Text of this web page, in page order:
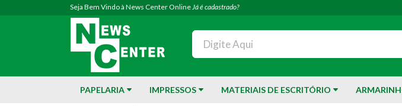
Seja Bem Vindo à News Center OnlineJá é cadastrado?
PAPELARIA IMPRESSOS MATERIAIS DE ESCRITÓRIO